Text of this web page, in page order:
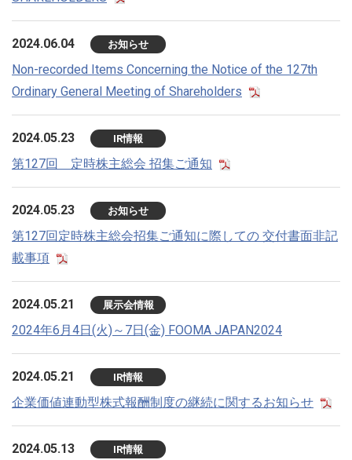
2024.06.04 お知らせ
Non-recorded Items Concerning the Notice of the 127th
Ordinary General Meeting of Shareholders
2024.05.23 IR情報
第127回 定時株主総会 招集ご通知
2024.05.23 お知らせ
第127回定時株主総会招集ご通知に際しての 交付書面非記
載事項
2024.05.21 展示会情報
2024年6月4日(火)～7日(金) FOOMA JAPAN2024
2024.05.21 IR情報
企業価値連動型株式報酬制度の継続に関するお知らせ
2024.05.13 IR情報